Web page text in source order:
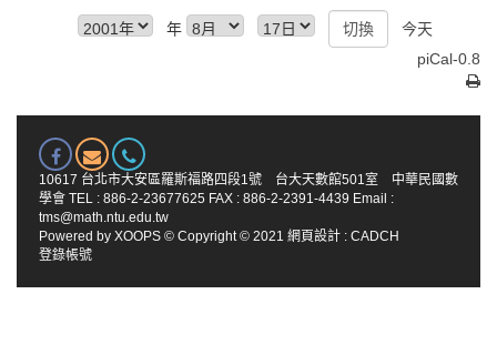
年
今天
piCal-0.8
10617 台北市大安區羅斯福路四段1號 台大天數館501室 中華民國數
學會 TEL : 886-2-23677625 FAX : 886-2-2391-4439 Email :
tms@math.ntu.edu.tw
Powered by XOOPS © Copyright © 2021 網頁設計 : CADCH
登錄帳號